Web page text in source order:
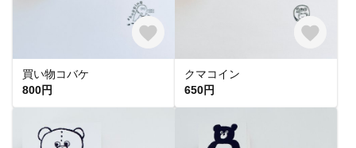
買い物コバケ
800円
クマコイン
650円